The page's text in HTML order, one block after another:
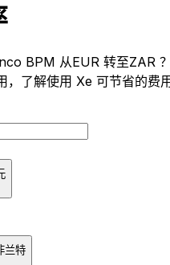
BPM 从EUR 转至ZAR
，了解使用 Xe 可节省的费用
兰特